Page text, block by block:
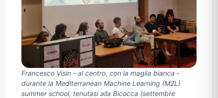
Francesco Visin - al centro, con la maglia bianca -
durante la Mediterranean Machine Learning (M2L)
summer school, tenutasi alla Bicocca (settembre